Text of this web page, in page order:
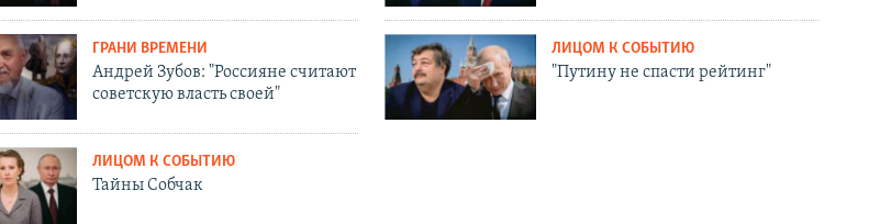
ГРАНИ ВРЕМЕНИ
Андрей Зубов: "Россияне считают
советскую власть своей"
ЛИЦОМ К СОБЫТИЮ
"Путину не спасти рейтинг"
ЛИЦОМ К СОБЫТИЮ
Тайны Собчак